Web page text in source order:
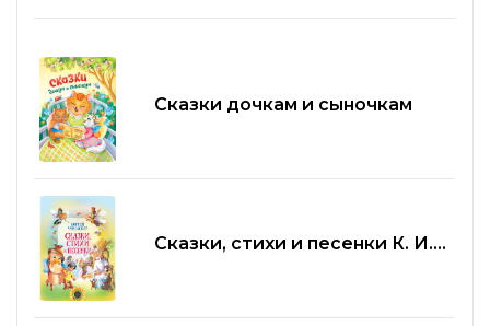
Сказки дочкам и сыночкам
Сказки, стихи и песенки К. И.